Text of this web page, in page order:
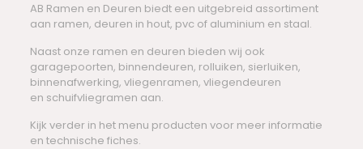
AB Ramen en Deuren biedt een uitgebreid assortiment
aan ramen, deuren in hout, pvc of aluminium en staal.
Naast onze ramen en deuren bieden wij ook
garagepoorten, binnendeuren, rolluiken, sierluiken,
binnenafwerking, vliegenramen, vliegendeuren
en schuifvliegramen aan.
Kijk verder in het menu producten voor meer informatie
en technische fiches.